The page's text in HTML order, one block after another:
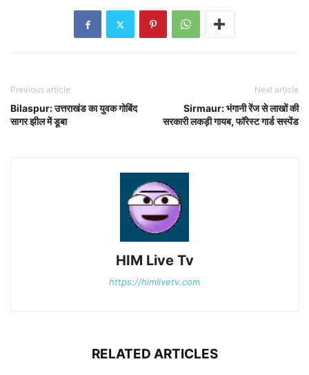
Previous article
Bilaspur: उत्तराखंड का युवक गोबिंद
सागर झील में डूबा
Next article
Sirmaur: भंगानी रेंज से लाखों की
सरकारी लकड़ी गायब, फॉरेस्ट गार्ड सस्पेंड
HIM Live Tv
https://himlivetv.com
RELATED ARTICLES